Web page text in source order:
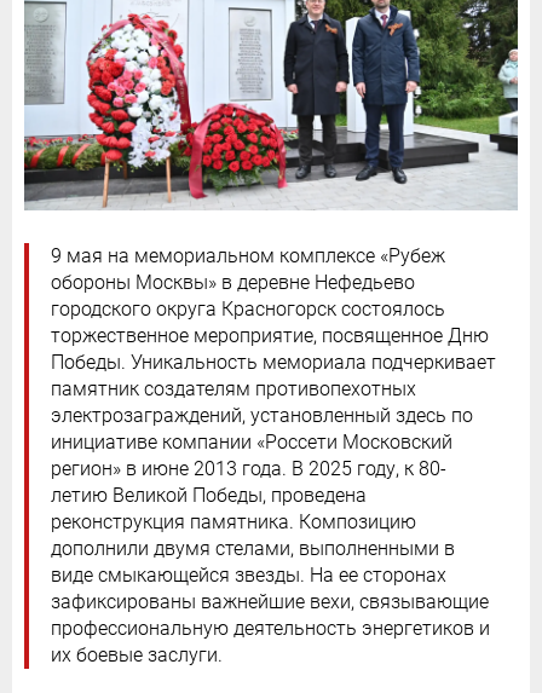
9 мая на мемориальном комплексе «Рубеж
обороны Москвы» в деревне Нефедьево
городского округа Красногорск состоялось
торжественное мероприятие, посвященное Дню
Победы. Уникальность мемориала подчеркивает
памятник создателям противопехотных
электрозаграждений, установленный здесь по
инициативе компании «Россети Московский
регион» в июне 2013 года. В 2025 году, к 80-
летию Великой Победы, проведена
реконструкция памятника. Композицию
дополнили двумя стелами, выполненными в
виде смыкающейся звезды. На ее сторонах
зафиксированы важнейшие вехи, связывающие
профессиональную деятельность энергетиков и
их боевые заслуги.